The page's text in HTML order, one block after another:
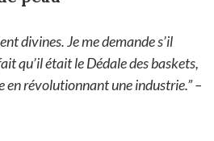
divines. Je me demande s’il
qu’il était le Dédale des baskets,
en révolutionnant une industrie.”–